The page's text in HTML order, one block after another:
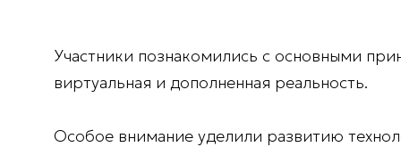
Участники познакомились с основными
виртуальная и дополненная реальность.
Особое внимание уделили развитию